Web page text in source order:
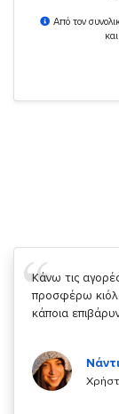
Από τον
Σας ευχαριστώ
κάτι!